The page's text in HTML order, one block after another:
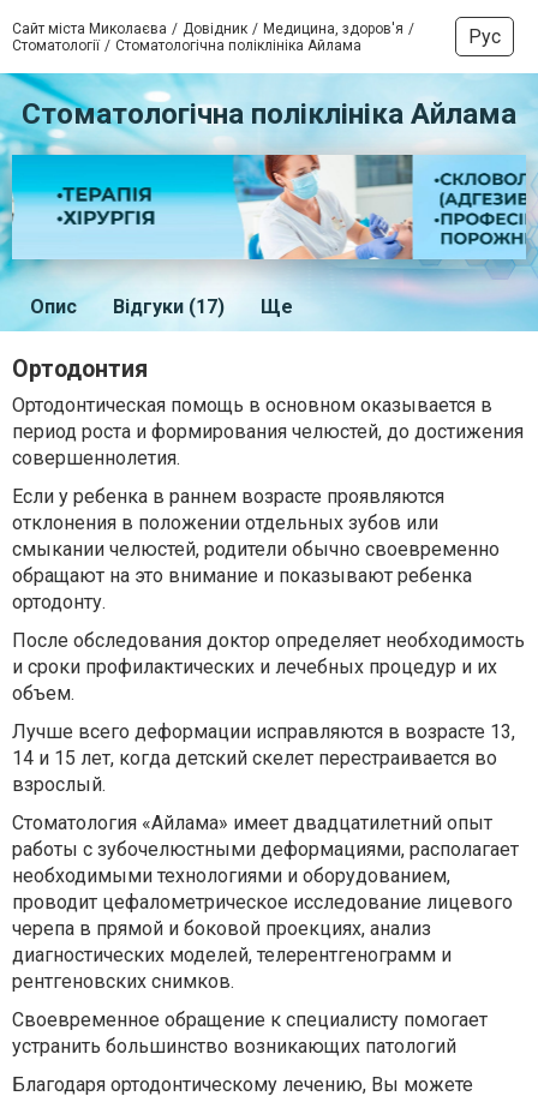
Сайт міста Миколаєва Довідник
Медицина, здоров'я
Стоматології
Стоматологічна поліклініка Айлама Рус
Стоматологічна поліклініка Айлама
Опис Відгуки (17) Ще
Ортодонтия
Ортодонтическая помощь в основном оказывается в
период роста и формирования челюстей, до достижения
совершеннолетия.
Если у ребенка в раннем возрасте проявляются
отклонения в положении отдельных зубов или
смыкании челюстей, родители обычно своевременно
обращают на это внимание и показывают ребенка
ортодонту.
После обследования доктор определяет необходимость
и сроки профилактических и лечебных процедур и их
объем.
Лучше всего деформации исправляются в возрасте 13,
14 и 15 лет, когда детский скелет перестраивается во
взрослый.
Стоматология «Айлама» имеет двадцатилетний опыт
работы с зубочелюстными деформациями, располагает
необходимыми технологиями и оборудованием,
проводит цефалометрическое исследование лицевого
черепа в прямой и боковой проекциях, анализ
диагностических моделей, телерентгенограмм и
рентгеновских снимков.
Своевременное обращение к специалисту помогает
устранить большинство возникающих патологий
Благодаря ортодонтическому лечению, Вы можете